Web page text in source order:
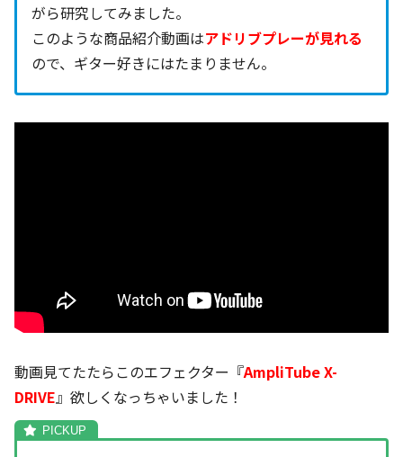
がら研究してみました。
このような商品紹介動画はアドリブプレーが見れる
ので、ギター好きにはたまりません。
動画見てたたらこのエフェクター『AmpliTube X-
DRIVE』欲しくなっちゃいました！